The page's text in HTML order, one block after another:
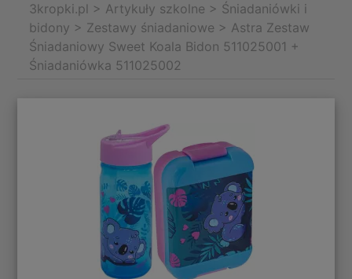
3kropki.pl > Artykuły szkolne > Śniadaniówki i
bidony > Zestawy śniadaniowe > Astra Zestaw
Śniadaniowy Sweet Koala Bidon 511025001 +
Śniadaniówka 511025002